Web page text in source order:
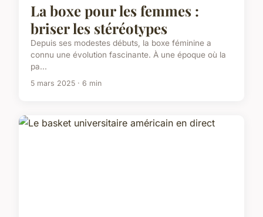
La boxe pour les femmes :
briser les stéréotypes
Depuis ses modestes débuts, la boxe féminine a
connu une évolution fascinante. À une époque où la
pa...
5 mars 2025 · 6 min